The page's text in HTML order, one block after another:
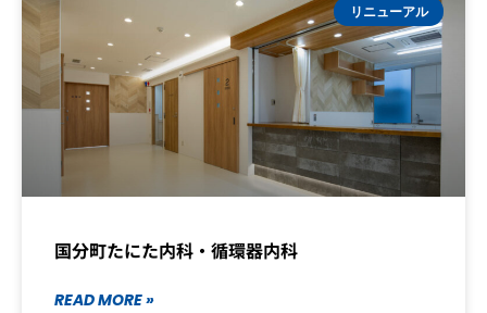
リニューアル
国分町たにた内科・循環器内科
READ MORE »